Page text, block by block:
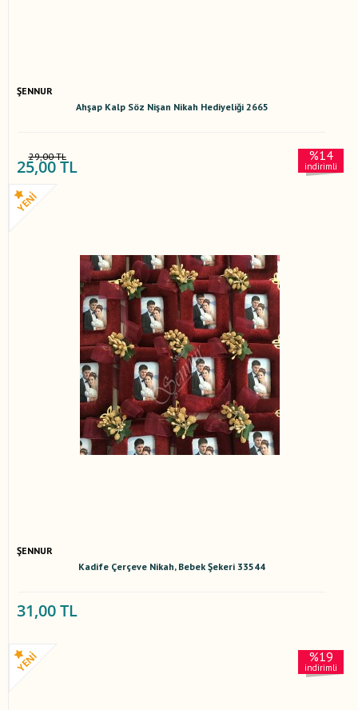
ŞENNUR
Ahşap Kalp Söz Nişan Nikah Hediyeliği 2665
29,00 TL
25,00 TL
%14
indirimli
ŞENNUR
Kadife Çerçeve Nikah, Bebek Şekeri 33544
31,00 TL
%19
indirimli